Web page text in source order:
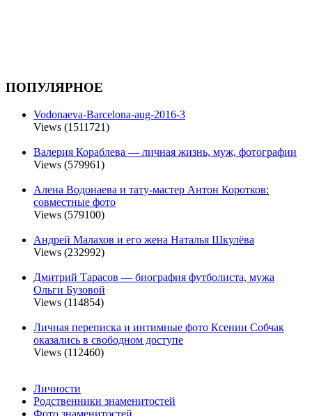
ПОПУЛЯРНОЕ
Vodonaeva-Barcelona-aug-2016-3
Views (1511721)
Валерия Кораблева — личная жизнь, муж, фотографии
Views (579961)
Алена Водонаева и тату-мастер Антон Коротков:
совместные фото
Views (579100)
Андрей Малахов и его жена Наталья Шкулёва
Views (232992)
Дмитрий Тарасов — биография футболиста, мужа
Ольги Бузовой
Views (114854)
Личная переписка и интимные фото Ксении Собчак
оказались в свободном доступе
Views (112460)
Личности
Родственники знаменитостей
Фото знаменитостей